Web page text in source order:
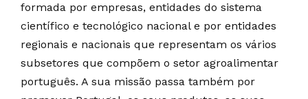
formada por empresas, entidades do sistema
científico e tecnológico nacional e por entidades
regionais e nacionais que representam os vários
subsetores que compõem o setor agroalimentar
português. A sua missão passa também por